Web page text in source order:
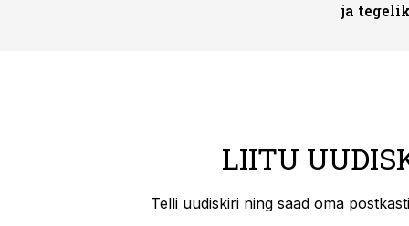
ja
LIITU
Telli uudiskiri ning saad oma